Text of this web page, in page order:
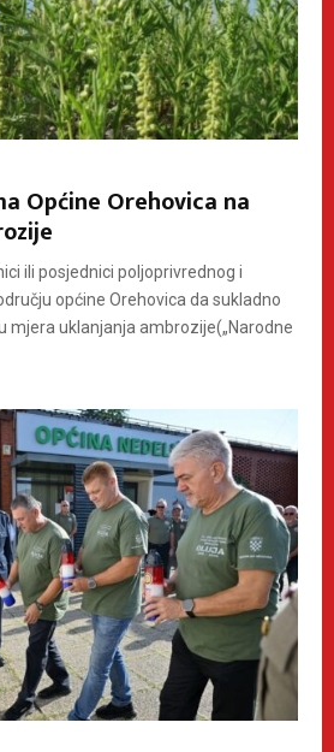
Općine Orehovica na
ili posjednici poljoprivrednog i
općine Orehovica da sukladno
mjera uklanjanja ambrozije(„Narodne